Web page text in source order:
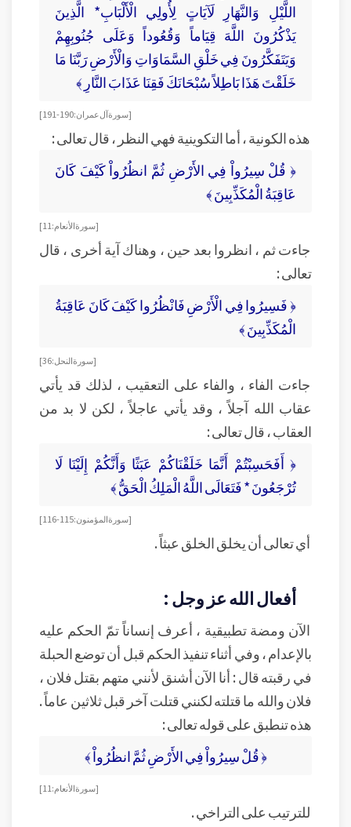
اللَّيْلِ وَالنَّهَارِ لَآيَاتٍ لِأُولِي الْأَلْبَابِ* الَّذِينَ
يَذْكُرُونَ اللَّهَ قِيَاماً وَقُعُوداً وَعَلَى جُنُوبِهِمْ
وَيَتَفَكَّرُونَ فِي خَلْقِ السَّمَاوَاتِ وَالْأَرْضِ رَبَّنَا مَا
خَلَقْتَ هَذَا بَاطِلاً سُبْحَانَكَ فَقِنَا عَذَابَ النَّارِ ﴾
[ سورة آل عمران: 190-191 ]
هذه الكونية ، أما التكوينية فهي النظر ، قال تعالى :
﴿ قُلْ سِيرُواْ فِي الأَرْضِ ثُمَّ انظُرُواْ كَيْفَ كَانَ
عَاقِبَةُ الْمُكَذِّبِينَ ﴾
[ سورة الأنعام: 11 ]
جاءت ثم ، انظروا بعد حين ، وهناك آية أخرى ، قال
تعالى :
﴿ فَسِيرُوا فِي الْأَرْضِ فَانْظُرُوا كَيْفَ كَانَ عَاقِبَةُ
الْمُكَذِّبِينَ ﴾
[ سورة النحل : 36]
جاءت الفاء ، والفاء على التعقيب ، لذلك قد يأتي
عقاب الله آجلاً ، وقد يأتي عاجلاً ، لكن لا بد من
العقاب ، قال تعالى :
﴿ أَفَحَسِبْتُمْ أَنَّمَا خَلَقْنَاكُمْ عَبَثًا وَأَنَّكُمْ إِلَيْنَا لَا
تُرْجَعُونَ * فَتَعَالَى اللَّهُ الْمَلِكُ الْحَقُّ ﴾
[ سورة المؤمنون : 115-116]
أي تعالى أن يخلق الخلق عبثاً .
أفعال الله عز وجل :
الآن ومضة تطبيقية ، أعرف إنساناً تمّ الحكم عليه
بالإعدام ، وفي أثناء تنفيذ الحكم قبل أن توضع الحبلة
في رقبته قال : أنا الآن أشنق لأنني متهم بقتل فلان ،
فلان والله ما قتلته لكنني قتلت آخر قبل ثلاثين عاماً .
هذه تنطبق على قوله تعالى :
﴿ قُلْ سِيرُواْ فِي الأَرْضِ ثُمَّ انظُرُواْ ﴾
[ سورة الأنعام: 11 ]
للترتيب على التراخي .